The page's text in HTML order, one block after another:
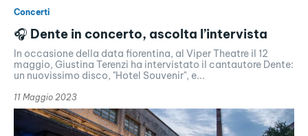
Concerti
🎧 Dente in concerto, ascolta l’intervista
In occasione della data fiorentina, al Viper Theatre il 12
maggio, Giustina Terenzi ha intervistato il cantautore Dente:
un nuovissimo disco, "Hotel Souvenir", e...
11 Maggio 2023